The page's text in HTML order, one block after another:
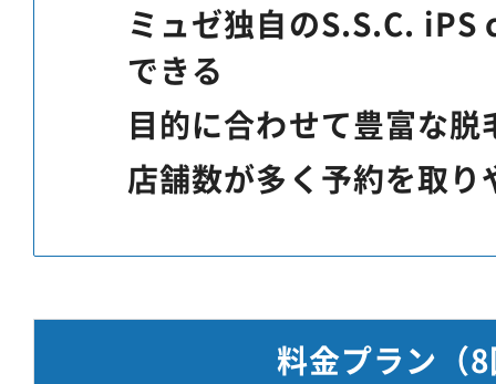
ミュゼ独自のS.S.C. iPS
できる
目的に合わせて豊富な
店舗数が多く予約を取り
料金プラン （